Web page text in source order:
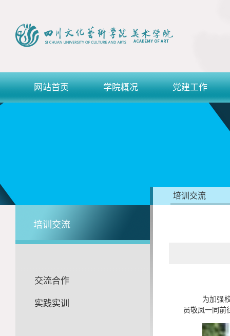
网站首页 学院概况 党建工作
培训交流
交流合作
实践实训
培训交流
为加强
员敬凤一同前